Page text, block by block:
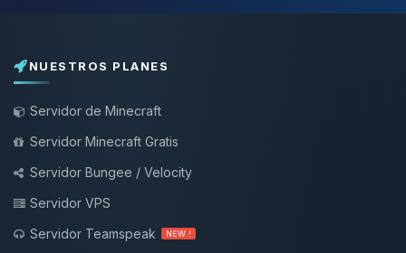
NUESTROS PLANES
Servidor de Minecraft
Servidor Minecraft Gratis
Servidor Bungee / Velocity
Servidor VPS
Servidor Teamspeak
NEW !